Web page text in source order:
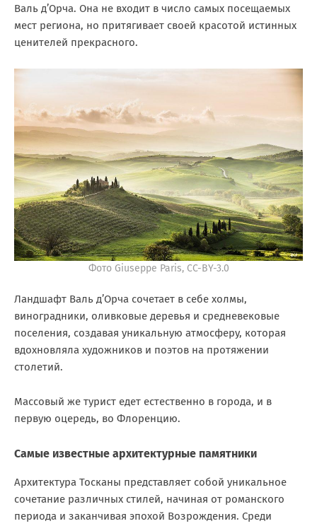
Валь д’Орча. Она не входит в число самых посещаемых
мест региона, но притягивает своей красотой истинных
ценителей прекрасного.
Фото Giuseppe Paris, CC-BY-3.0
Ландшафт Валь д’Орча сочетает в себе холмы,
виноградники, оливковые деревья и средневековые
поселения, создавая уникальную атмосферу, которая
вдохновляла художников и поэтов на протяжении
столетий.
Массовый же турист едет естественно в города, и в
первую оцередь, во Флоренцию.
Самые известные архитектурные памятники
Архитектура Тосканы представляет собой уникальное
сочетание различных стилей, начиная от романского
периода и заканчивая эпохой Возрождения. Среди